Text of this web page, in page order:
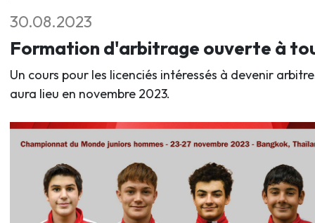
30.08.2023
Formation d'arbitrage ouverte à
Un cours pour les licenciés intéressés à devenir
aura lieu en novembre 2023.